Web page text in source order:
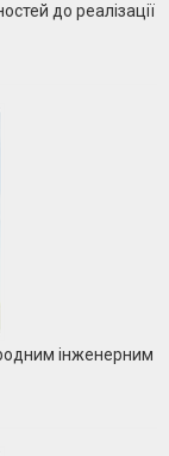
до реалізації
інженерним